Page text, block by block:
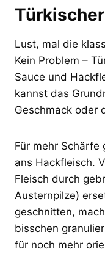
Lust, mal die
Kein Problem –
Sauce und
kannst das
Geschmack oder
Für mehr Schärfe
ans Hackfleisch.
Fleisch durch
Austernpilze)
geschnitten,
bisschen
für noch mehr